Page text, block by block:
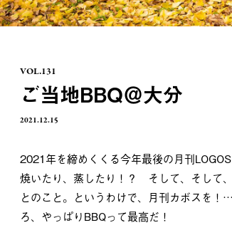
VOL.131
ご当地BBQ＠大分
2021.12.15
2021年を締めくくる今年最後の月刊
焼いたり、蒸したり！？ そして、そして
とのこと。というわけで、月刊カボスを
ろ、やっぱりBBQって最高だ！